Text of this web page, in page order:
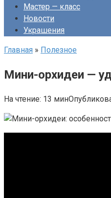
Мастер — класс
Новости
Украшения
Главная » Полезное
Мини-орхидеи —
На чтение: 13 мин